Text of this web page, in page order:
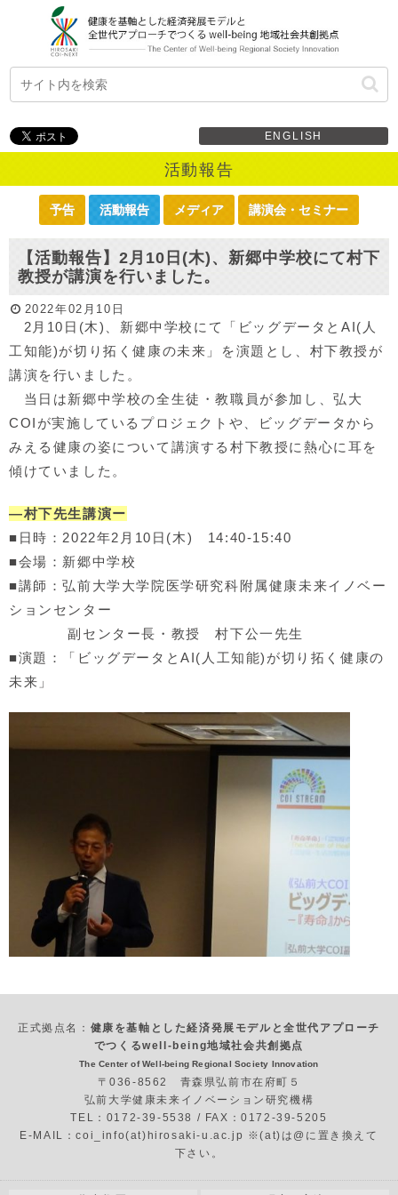
ENGLISH
活動報告
予告 活動報告 メディア 講演会・セミナー
【活動報告】2月10日(木)、新郷中学校にて村下
教授が講演を行いました。
2022年02月10日
2月10日(木)、新郷中学校にて「ビッグデータとAI(人
工知能)が切り拓く健康の未来」を演題とし、村下教授が
講演を行いました。
当日は新郷中学校の全生徒・教職員が参加し、弘大
COIが実施しているプロジェクトや、ビッグデータから
みえる健康の姿について講演する村下教授に熱心に耳を
傾けていました。
―村下先生講演ー
■日時：2022年2月10日(木) 14:40-15:40
■会場：新郷中学校
■講師：弘前大学大学院医学研究科附属健康未来イノベー
ションセンター
副センター長・教授 村下公一先生
■演題：「ビッグデータとAI(人工知能)が切り拓く健康の
未来」
正式拠点名： 健康を基軸とした経済発展モデルと全世代アプローチ
でつくるwell-being地域社会共創拠点
The Center of Well-being Regional Society Innovation
〒036-8562 青森県弘前市在府町５
弘前大学健康未来イノベーション研究機構
TEL：0172-39-5538 / FAX：0172-39-5205
E-MAIL：coi_info(at)hirosaki-u.ac.jp ※(at)は@に置き換えて
下さい。